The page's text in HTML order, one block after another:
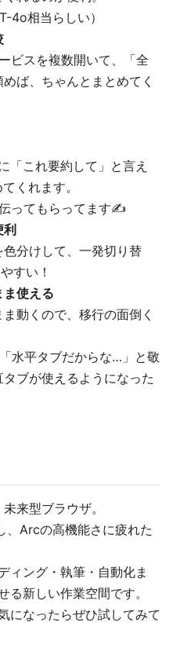
4o相当らしい）
ビスを複数開いて、「全
ば、ちゃんとまとめてく
「これ要約して」と言え
くれます。
ってもらってます✍️
分けして、一発切り替
すい！
使える
動くので、移行の面倒く
水平タブだからな…」と敬
ブが使えるようになった
来型ブラウザ。
、Arcの高機能さに疲れた
ィング・執筆・自動化ま
る新しい作業空間です。
になったらぜひ試してみて